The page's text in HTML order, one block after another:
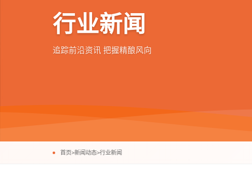
行业新闻
追踪前沿资讯 把握精酿风向
首页>新闻动态>行业新闻